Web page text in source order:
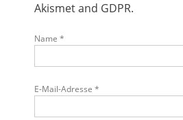
Akismet and GDPR.
Name *
E-Mail-Adresse *